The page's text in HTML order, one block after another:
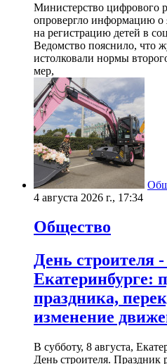
Министерство цифрового
опровергло информацию о
на регистрацию детей в
Ведомство пояснило, что
истолковали нормы
мер,
4 августа 2026 г., 17:34
Общество
День строителя -
Екатеринбурге:
праздника,
изменение
В субботу, 8 августа,
День строителя. Праздник